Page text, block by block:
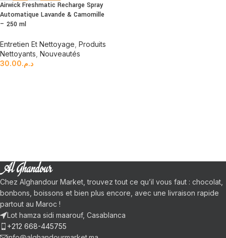
Airwick Freshmatic Recharge Spray
Automatique Lavande & Camomille
– 250 ml
Entretien Et Nettoyage Produits
Nettoyants Nouveautés
د.م.30.00
Chez Alghandour Market, trouvez tout ce qu’il vous faut : chocolat,
bonbons, boissons et bien plus encore, avec une livraison rapide
partout au Maroc !
Lot hamza sidi maarouf, Casablanca
+212 668-445755